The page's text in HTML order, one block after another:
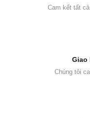
Cam kết tất
Giao
Chúng tôi